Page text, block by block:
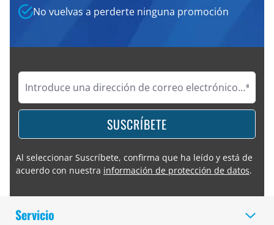
No vuelvas a perderte ninguna promoción
SUSCRÍBETE
Al seleccionar Suscríbete, confirma que ha leído y está de
acuerdo con nuestra información de protección de datos.
Servicio